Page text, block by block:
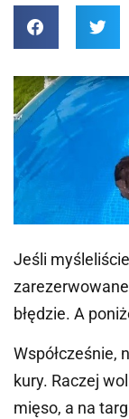
Jeśli
błędzie. A
Współcześnie,
kury. Raczej
mięso, a na